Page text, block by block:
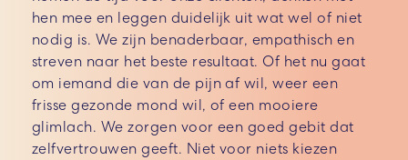
hen mee en leggen duidelijk uit wat wel of niet
nodig is. We zijn benaderbaar, empathisch en
streven naar het beste resultaat. Of het nu gaat
om iemand die van de pijn af wil, weer een
frisse gezonde mond wil, of een mooiere
glimlach. We zorgen voor een goed gebit dat
zelfvertrouwen geeft. Niet voor niets kiezen